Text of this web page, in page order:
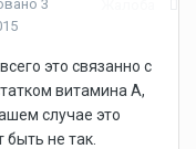
3
это связанно с
витамина А,
случае это
не так.